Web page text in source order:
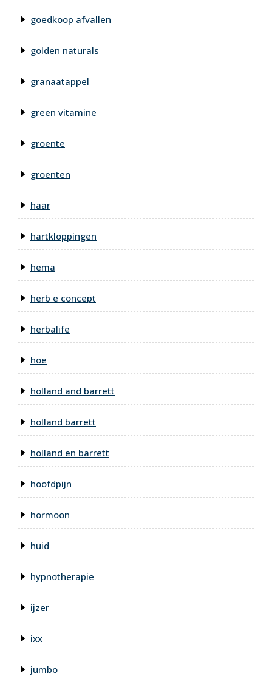
goedkoop afvallen
golden naturals
granaatappel
green vitamine
groente
groenten
haar
hartkloppingen
hema
herb e concept
herbalife
hoe
holland and barrett
holland barrett
holland en barrett
hoofdpijn
hormoon
huid
hypnotherapie
ijzer
ixx
jumbo